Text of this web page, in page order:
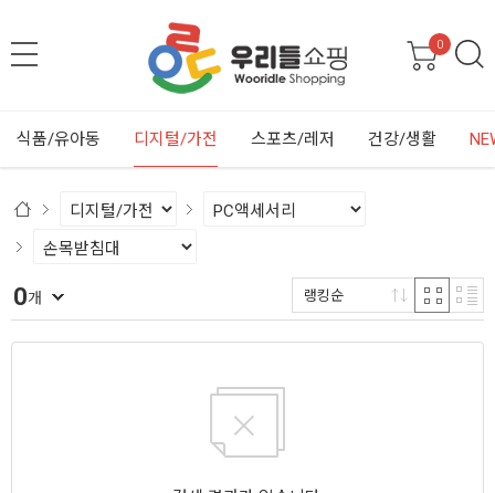
0
식품/유아동 디지털/가전 스포츠/레저 건강/생활
0개 랭킹순